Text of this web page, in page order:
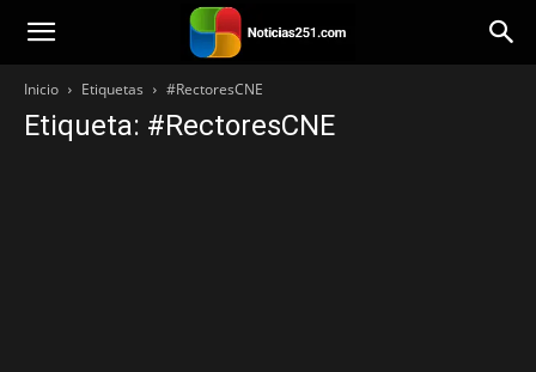
Noticias251
Inicio Etiquetas #RectoresCNE
Etiqueta: #RectoresCNE